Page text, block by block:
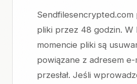
Sendfilesencrypted.com
pliki przez 48 godzin. W
momencie pliki są
powiązane z adresem
przesłał. Jeśli